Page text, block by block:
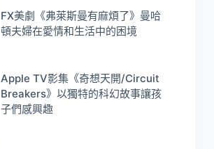
FX美劇《弗萊斯曼有麻煩了》曼哈
頓夫婦在愛情和生活中的困境
Apple TV影集《奇想天開/Circuit
Breakers》以獨特的科幻故事讓孩
子們感興趣